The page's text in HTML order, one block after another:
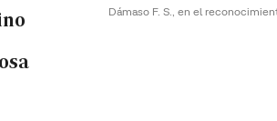
Dámaso F. S., en el